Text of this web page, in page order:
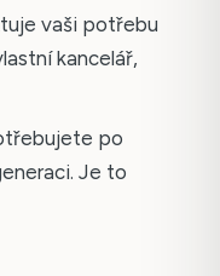
vaši potřebu
kancelář,
po
Je to